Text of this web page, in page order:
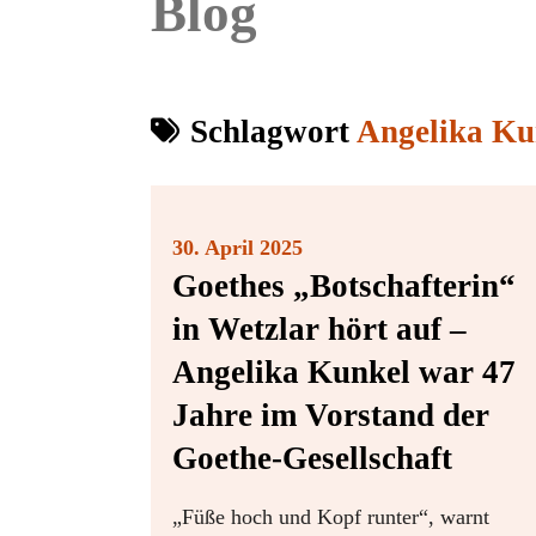
Blog
Schlagwort Angelika
30. April 2025
Goethes „Botschafterin“
in Wetzlar hört auf –
Angelika Kunkel war 47
Jahre im Vorstand der
Goethe-Gesellschaft
„Füße hoch und Kopf runter“, warnt